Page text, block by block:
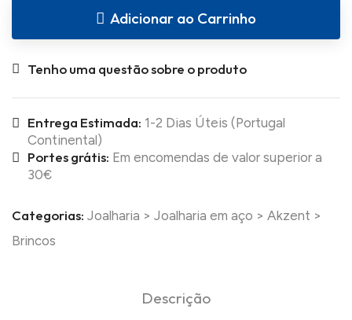
Adicionar ao Carrinho
Tenho uma questão sobre o produto
Entrega Estimada: 1-2 Dias Úteis (Portugal
Continental)
Portes grátis: Em encomendas de valor superior a
30€
Categorias: Joalharia > Joalharia em aço > Akzent >
Brincos
Descrição